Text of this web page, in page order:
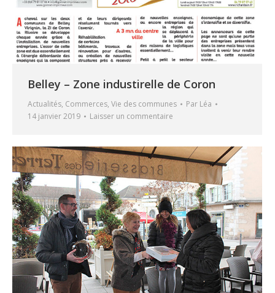
Belley – Zone industirelle de Coron
Actualités, Commerces, Vie des communes Par Léa
14 janvier 2019
Laisser un commentaire